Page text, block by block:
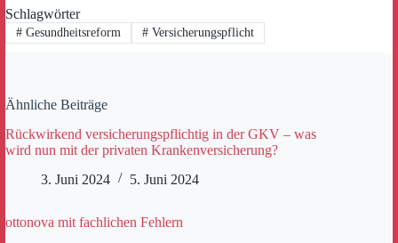
Schlagwörter
#Gesundheitsreform #Versicherungspflicht
Ähnliche Beiträge
Rückwirkend versicherungspflichtig in der GKV – was
wird nun mit der privaten Krankenversicherung?
3. Juni 2024
5. Juni 2024
ottonova mit fachlichen Fehlern